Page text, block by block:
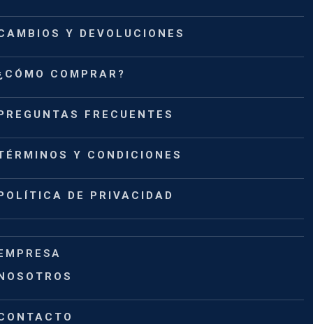
Y DEVOLUCIONES
COMPRAR?
FRECUENTES
Y CONDICIONES
DE PRIVACIDAD